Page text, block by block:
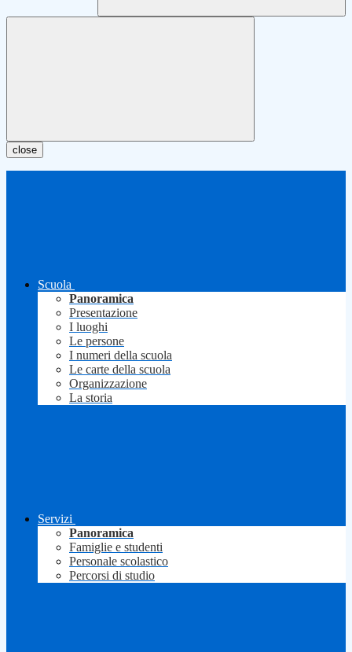
close
Scuola
Panoramica
Presentazione
I luoghi
Le persone
I numeri della scuola
Le carte della scuola
Organizzazione
La storia
Servizi
Panoramica
Famiglie e studenti
Personale scolastico
Percorsi di studio